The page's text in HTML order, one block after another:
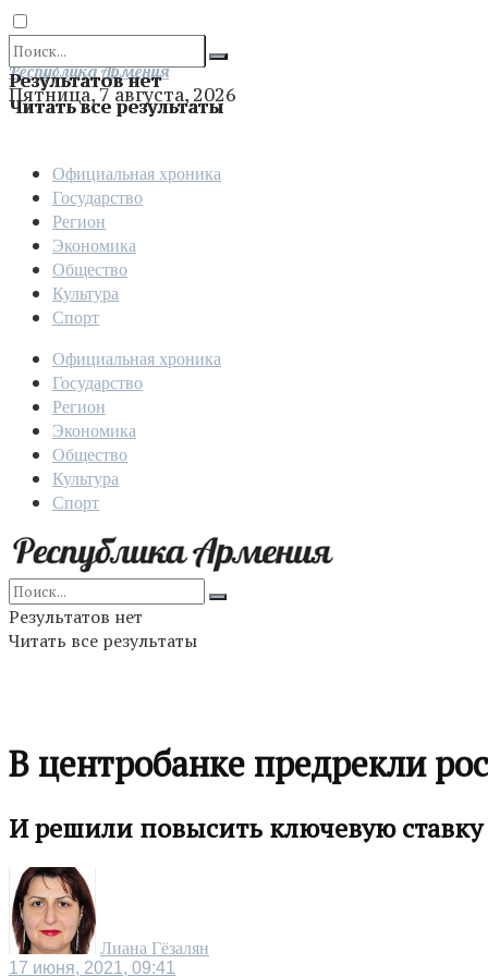
Результатов нет
Читать все результаты
Отправить
Республика Армения
Пятница, 7 августа, 2026
Официальная хроника
Государство
Регион
Экономика
Общество
Культура
Спорт
Официальная хроника
Государство
Регион
Экономика
Общество
Культура
Спорт
Результатов нет
Читать все результаты
В центробанке предрекли
И решили повысить ключевую ставку
Лиана Гёзалян
17 июня, 2021, 09:41